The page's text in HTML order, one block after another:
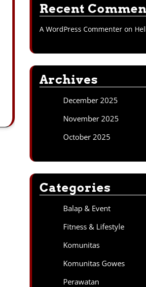
Recent
A WordPress Commenter on
Archives
December 2025
November 2025
October 2025
Categories
Balap & Event
Fitness & Lifestyle
Komunitas
Komunitas Gowes
Perawatan